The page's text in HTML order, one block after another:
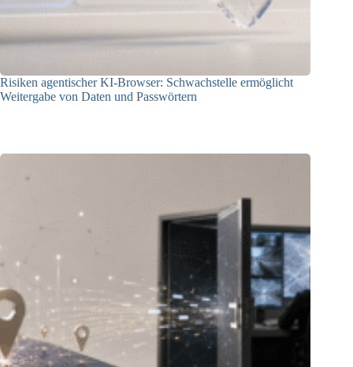
Risiken agentischer KI-Browser: Schwachstelle ermöglicht
Weitergabe von Daten und Passwörtern